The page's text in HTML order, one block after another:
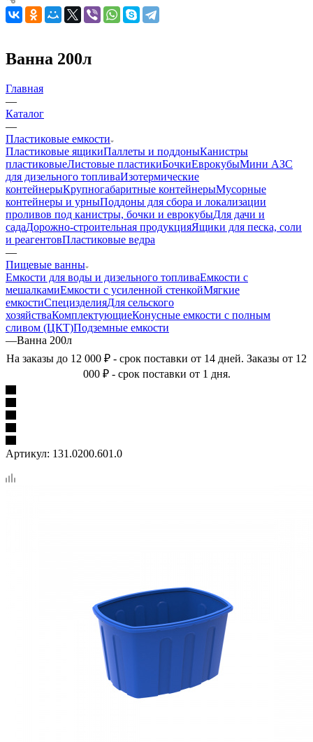
Ванна 200л
Главная
—
Каталог
—
Пластиковые емкости
Пластиковые ящикиПаллеты и поддоныКанистры
пластиковыеЛистовые пластикиБочкиЕврокубыМини АЗС
для дизельного топливаИзотермические
контейнерыКрупногабаритные контейнерыМусорные
контейнеры и урныПоддоны для сбора и локализации
проливов под канистры, бочки и еврокубыДля дачи и
садаДорожно-строительная продукцияЯщики для песка, соли
и реагентовПластиковые ведра
—
Пищевые ванны
Емкости для воды и дизельного топливаЕмкости с
мешалкамиЕмкости с усиленной стенкойМягкие
емкостиСпецизделияДля сельского
хозяйстваКомплектующиеКонусные емкости с полным
сливом (ЦКТ)Подземные емкости
—Ванна 200л
На заказы до 12 000 ₽ - срок поставки от 14 дней. Заказы от 12
000 ₽ - срок поставки от 1 дня.
Артикул: 131.0200.601.0